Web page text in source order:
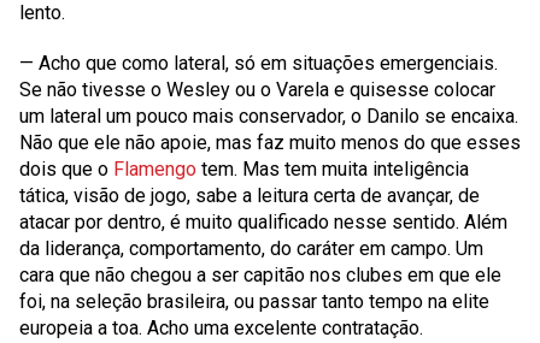
lento.
— Acho que como lateral, só em situações emergenciais.
Se não tivesse o Wesley ou o Varela e quisesse colocar
um lateral um pouco mais conservador, o Danilo se encaixa.
Não que ele não apoie, mas faz muito menos do que esses
dois que o Flamengo tem. Mas tem muita inteligência
tática, visão de jogo, sabe a leitura certa de avançar, de
atacar por dentro, é muito qualificado nesse sentido. Além
da liderança, comportamento, do caráter em campo. Um
cara que não chegou a ser capitão nos clubes em que ele
foi, na seleção brasileira, ou passar tanto tempo na elite
europeia a toa. Acho uma excelente contratação.